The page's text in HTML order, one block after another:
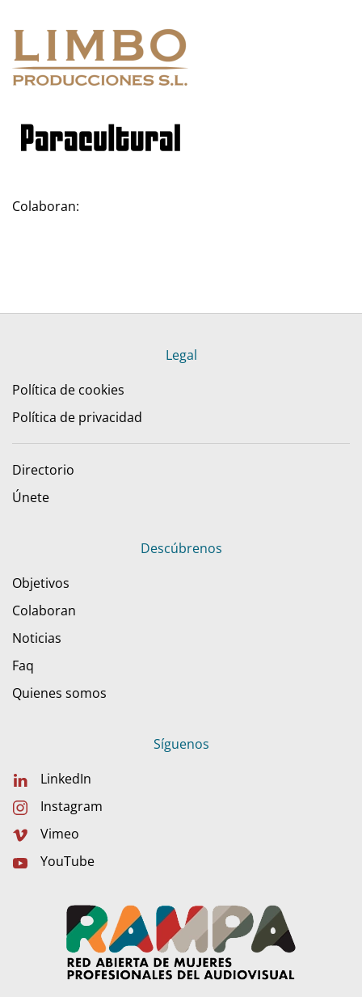
Colaboran:
Legal
Política de cookies
Política de privacidad
Directorio
Únete
Descúbrenos
Objetivos
Colaboran
Noticias
Faq
Quienes somos
Síguenos
LinkedIn
Instagram
Vimeo
YouTube